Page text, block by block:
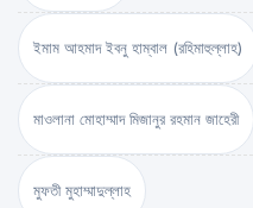
ইমাম আহমাদ ইবনু হাম্বাল (রহিমাহুল্লাহ)
মাওলানা মোহাম্মাদ মিজানুর রহমান জাহেরী
মুফতী মুহাম্মাদুল্লাহ